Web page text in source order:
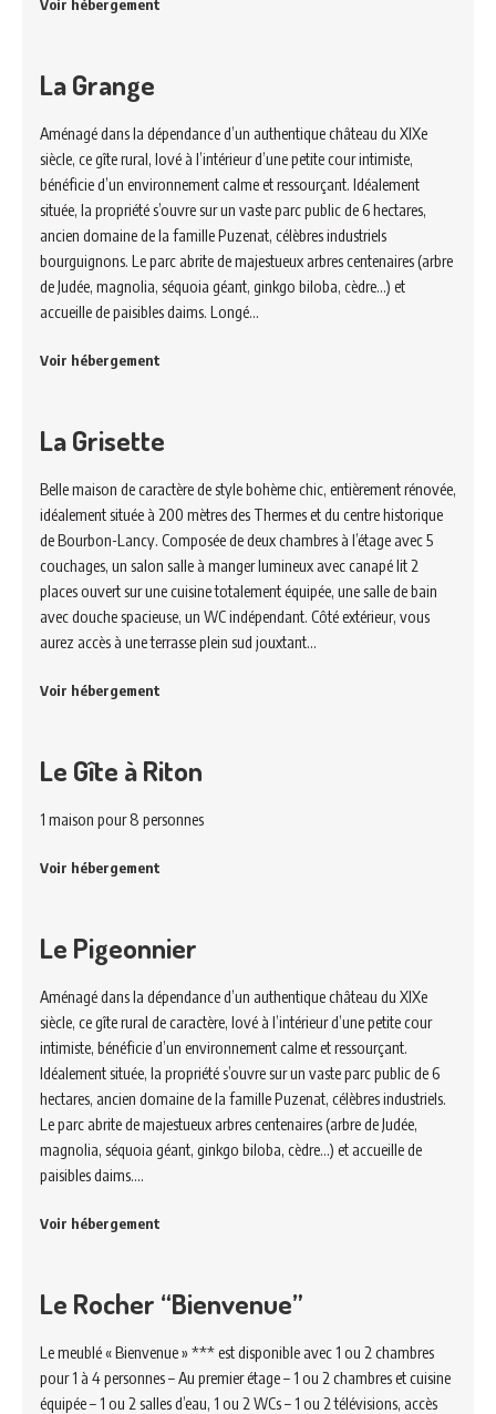
Voir hébergement
La Grange
Aménagé dans la dépendance d’un authentique château du XIXe
siècle, ce gîte rural, lové à l’intérieur d’une petite cour intimiste,
bénéficie d’un environnement calme et ressourçant. Idéalement
située, la propriété s’ouvre sur un vaste parc public de 6 hectares,
ancien domaine de la famille Puzenat, célèbres industriels
bourguignons. Le parc abrite de majestueux arbres centenaires (arbre
de Judée, magnolia, séquoia géant, ginkgo biloba, cèdre…) et
accueille de paisibles daims. Longé…
Voir hébergement
La Grisette
Belle maison de caractère de style bohème chic, entièrement rénovée,
idéalement située à 200 mètres des Thermes et du centre historique
de Bourbon-Lancy. Composée de deux chambres à l’étage avec 5
couchages, un salon salle à manger lumineux avec canapé lit 2
places ouvert sur une cuisine totalement équipée, une salle de bain
avec douche spacieuse, un WC indépendant. Côté extérieur, vous
aurez accès à une terrasse plein sud jouxtant…
Voir hébergement
Le Gîte à Riton
1 maison pour 8 personnes
Voir hébergement
Le Pigeonnier
Aménagé dans la dépendance d’un authentique château du XIXe
siècle, ce gîte rural de caractère, lové à l’intérieur d’une petite cour
intimiste, bénéficie d’un environnement calme et ressourçant.
Idéalement située, la propriété s’ouvre sur un vaste parc public de 6
hectares, ancien domaine de la famille Puzenat, célèbres industriels.
Le parc abrite de majestueux arbres centenaires (arbre de Judée,
magnolia, séquoia géant, ginkgo biloba, cèdre…) et accueille de
paisibles daims.…
Voir hébergement
Le Rocher “Bienvenue”
Le meublé « Bienvenue » *** est disponible avec 1 ou 2 chambres
pour 1 à 4 personnes – Au premier étage – 1 ou 2 chambres et cuisine
équipée – 1 ou 2 salles d’eau, 1 ou 2 WCs – 1 ou 2 télévisions, accès